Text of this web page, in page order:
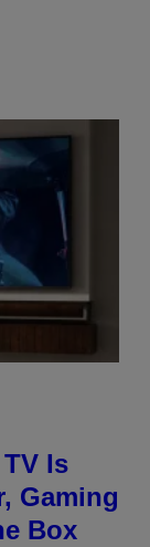
Is
Gaming
Box